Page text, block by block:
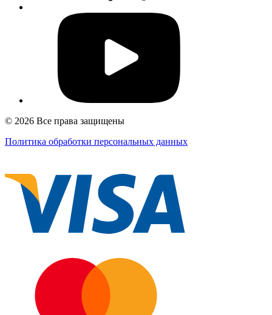
© 2026 Все права защищены
Политика обработки персональных данных